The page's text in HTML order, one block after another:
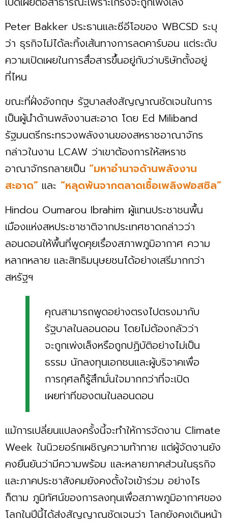
Peter Bakker ประธานและซีอีโอของ WBCSD ระบุ
ว่า ธุรกิจไม่ได้ละทิ้งเส้นทางการลดคาร์บอน แต่ระดับ
ความเปิดเผยในการสื่อสารขึ้นอยู่กับว่าบริษัทตั้งอยู่
ที่ไหน
ขณะที่ฝั่งอังกฤษ รัฐบาลส่งสัญญาณชัดเจนในการ
เป็นผู้นำด้านพลังงานสะอาด โดย Ed Miliband
รัฐมนตรีกระทรวงพลังงานของสหราชอาณาจักร
กล่าวในงาน LCAW ว่าเขาต้องการให้สหราช
อาณาจักรกลายเป็น “มหาอำนาจด้านพลังงาน
สะอาด” และ “หลุดพ้นจากตลาดเชื้อเพลิงฟอสซิล”
Hindou Oumarou Ibrahim ผู้แทนประชาชนพื้น
เมืองแห่งสหประชาชาติจากประเทศชาดกล่าวว่า
ลอนดอนให้พื้นที่พูดคุยเรื่องสภาพภูมิอากาศ ความ
หลากหลาย และสิทธิมนุษยชนได้อย่างเสรีมากกว่า
สหรัฐฯ
คุณสามารถพูดอย่างตรงไปตรงมากับ
รัฐบาลในลอนดอน โดยไม่ต้องกลัวว่า
จะถูกเพ่งเล็งหรือถูกปฏิบัติอย่างไม่เป็น
ธรรม นักลงทุนเอกชนและผู้บริจาคเพื่อ
การกุศลก็รู้สึกมั่นใจมากกว่าที่จะเปิด
เผยท่าทีของตนในลอนดอน
แม้การเปลี่ยนแปลงครั้งนี้จะทำให้การจัดงาน Climate
Week ในนิวยอร์กเผชิญความท้าทาย แต่ผู้จัดงานยัง
คงยืนยันว่ามีความพร้อม และหลายภาคส่วนในธุรกิจ
และภาคประชาสังคมยังคงตั้งใจเข้าร่วม อย่างไร
ก็ตาม ภูมิทัศน์ของการลงทุนเพื่อสภาพภูมิอากาศของ
โลกในปีนี้ได้ส่งสัญญาณชัดเจนว่า โลกยังคงเดินหน้า